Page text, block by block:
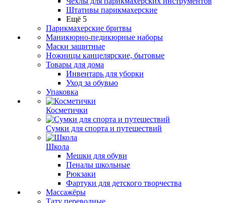
Штативы парикмахерские
Ещё 5
Парикмахерские бритвы
Маникюрно-педикюрные наборы
Маски защитные
Ножницы канцелярские, бытовые
Товары для дома
Инвентарь для уборки
Уход за обувью
Упаковка
Косметички
Сумки для спорта и путешествий
Школа
Мешки для обуви
Пеналы школьные
Рюкзаки
Фартуки для детского творчества
Массажёры
Тату переводные